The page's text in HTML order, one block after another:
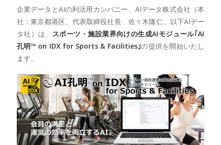
企業データとAIの利活用カンパニー、AIデータ株式会社（本
社：東京都港区、代表取締役社長 佐々木隆仁、以下AIデー
タ社）は、 スポーツ・施設業界向けの生成AIモジュール｢AI
孔明™ on IDX for Sports & Facilities｣の提供を開始いたし
ます。